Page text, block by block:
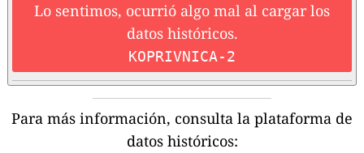
Lo sentimos, ocurrió algo mal al cargar los
datos históricos.
KOPRIVNICA-2
Para más información, consulta la plataforma de
datos históricos: